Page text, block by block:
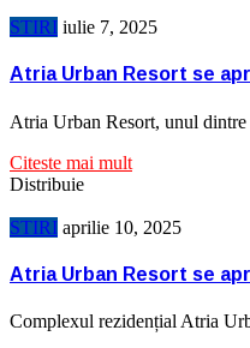
STIRI iulie 7, 2025
Atria Urban Resort se
Atria Urban Resort, unul
Citeste mai mult
Distribuie
STIRI aprilie 10, 2025
Atria Urban Resort se
Complexul rezidențial Atria